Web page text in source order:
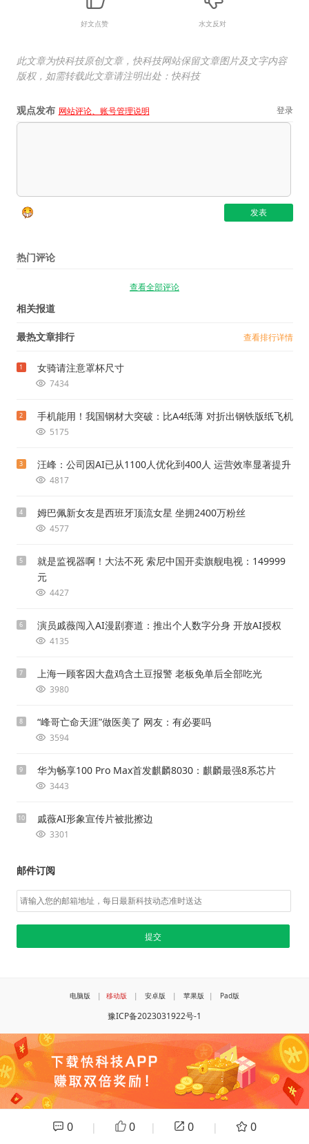
好文点赞 水文反对
此文章为快科技原创文章，快科技网站保留文章图片及文字内容
版权，如需转载此文章请注明出处：快科技
观点发布 网站评论、账号管理说明 登录
热门评论
查看全部评论
相关报道
最热文章排行 查看排行详情
1 女骑请注意罩杯尺寸
7434
2 手机能用！我国钢材大突破：比A4纸薄 对折出钢铁版纸飞机
5175
3 汪峰：公司因AI已从1100人优化到400人 运营效率显著提升
4817
4 姆巴佩新女友是西班牙顶流女星 坐拥2400万粉丝
4577
5
就是监视器啊！大法不死 索尼中国开卖旗舰电视：149999
元
4427
6 演员戚薇闯入AI漫剧赛道：推出个人数字分身 开放AI授权
4135
7 上海一顾客因大盘鸡含土豆报警 老板免单后全部吃光
3980
8 “峰哥亡命天涯”做医美了 网友：有必要吗
3594
9 华为畅享100 Pro Max首发麒麟8030：麒麟最强8系芯片
3443
10 戚薇AI形象宣传片被批擦边
3301
邮件订阅
0 | 0 | 0 | 0
电脑版 | 移动版 | 安卓版 | 苹果版 | Pad版
豫ICP备2023031922号-1